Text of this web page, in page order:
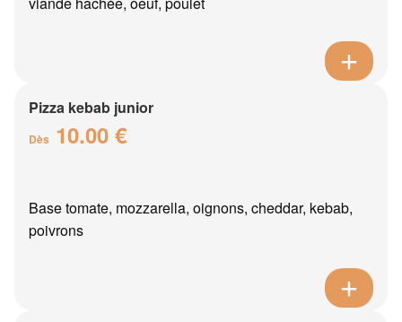
Pizza kebab junior
Dès 10.00 €
Base tomate, mozzarella, oignons, cheddar, kebab,
poivrons